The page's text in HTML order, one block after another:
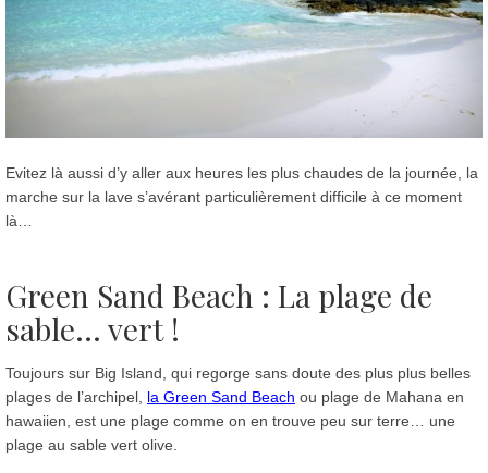
Evitez là aussi d’y aller aux heures les plus chaudes de la journée, la
marche sur la lave s’avérant particulièrement difficile à ce moment
là…
Green Sand Beach : La plage de
sable… vert !
Toujours sur Big Island, qui regorge sans doute des plus plus belles
plages de l’archipel, la Green Sand Beach ou plage de Mahana en
hawaiien, est une plage comme on en trouve peu sur terre… une
plage au sable vert olive.